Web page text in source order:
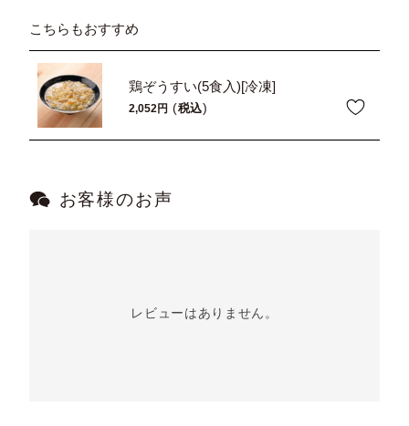
こちらもおすすめ
鶏ぞうすい(5食入)[冷凍]
2,052 税込
お客様のお声
レビューはありません。